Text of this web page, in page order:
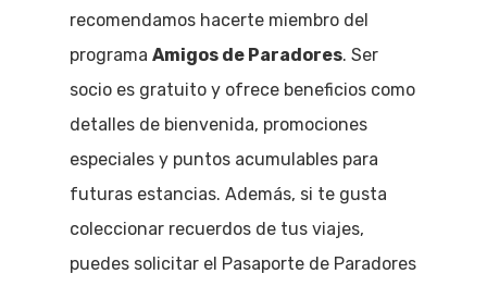
recomendamos hacerte miembro del
programaAmigos de Paradores. Ser
socio es gratuito y ofrece beneficios como
detalles de bienvenida, promociones
especiales y puntos acumulables para
futuras estancias. Además, si te gusta
coleccionar recuerdos de tus viajes,
puedes solicitar el Pasaporte de Paradores